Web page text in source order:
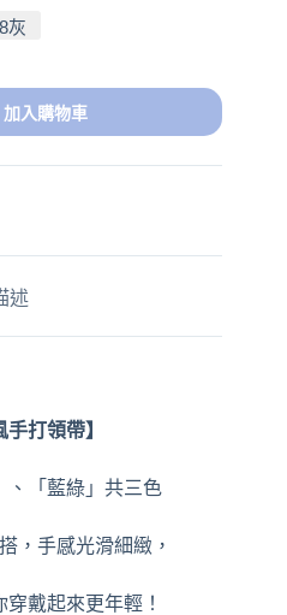
灰
加入購物車
述
手打領帶】
、「藍綠」共三色
，手感光滑細緻，
戴起來更年輕！